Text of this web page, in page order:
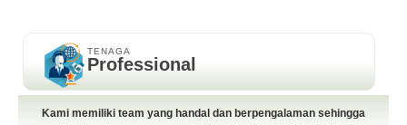
TENAGA
Professional
Kami memiliki team yang handal dan berpengalaman sehingga